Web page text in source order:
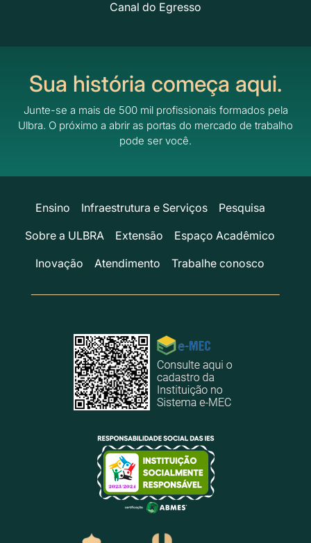
Canal do Egresso
Sua história começa aqui.
Junte-se a mais de 500 mil profissionais formados pela
Ulbra. O próximo a abrir as portas do mercado de trabalho
pode ser você.
Ensino Infraestrutura e Serviços
Pesquisa
Sobre a ULBRA
Extensão
Espaço Acadêmico
Inovação
Atendimento Trabalhe conosco